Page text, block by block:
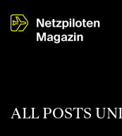
ALL POSTS